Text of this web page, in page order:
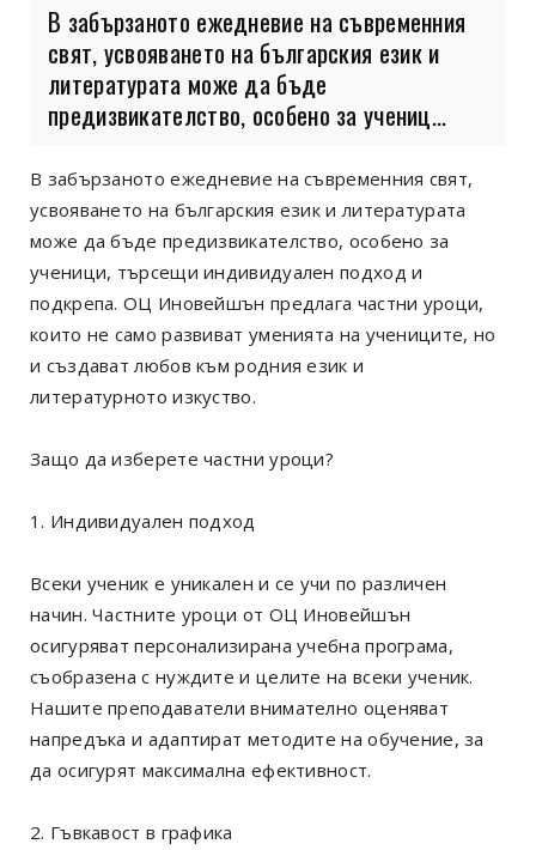
В забързаното ежедневие на съвременния
свят, усвояването на българския език и
литературата може да бъде
предизвикателство, особено за учениц...
В забързаното ежедневие на съвременния свят,
усвояването на българския език и литературата
може да бъде предизвикателство, особено за
ученици, търсещи индивидуален подход и
подкрепа. ОЦ Иновейшън предлага частни уроци,
които не само развиват уменията на учениците, но
и създават любов към родния език и
литературното изкуство.
Защо да изберете частни уроци?
1. Индивидуален подход
Всеки ученик е уникален и се учи по различен
начин. Частните уроци от ОЦ Иновейшън
осигуряват персонализирана учебна програма,
съобразена с нуждите и целите на всеки ученик.
Нашите преподаватели внимателно оценяват
напредъка и адаптират методите на обучение, за
да осигурят максимална ефективност.
2. Гъвкавост в графика